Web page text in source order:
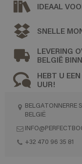
IDEAAL
SNELLE
LEVERING
BELGIË
HEBT U
UUR!
BELGATONNERRE
BELGIË
+32 470 96 35 81